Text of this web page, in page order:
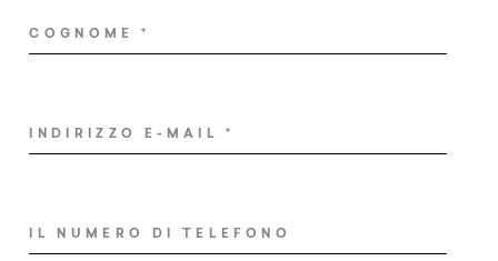
Wellness
Servizi
Richiesta
COGNOME *
INDIRIZZO E-MAIL *
IL NUMERO DI TELEFONO